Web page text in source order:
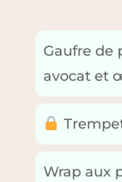
Gaufre de
avocat et
Wrap aux